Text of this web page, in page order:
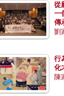
從
一
傳
劉
行
化
陳